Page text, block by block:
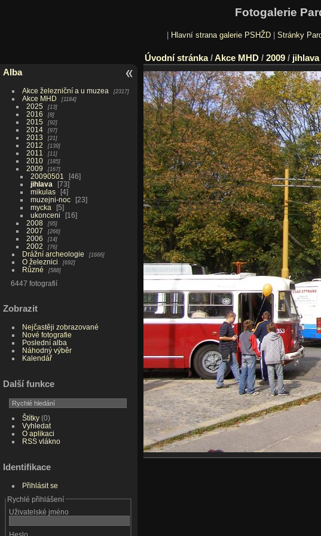
Fotogalerie
Hlavní strana galerie PSHŽD| Stránky
Alba
Akce železniční a u muzea 2317
Akce MHD 1184
2025 13
2016 8
2015 92
2014 97
2013 21
2012 139
2011 11
2010 185
2009 167
20090501
46
jihlava
73
mikulas
4
muzejni-noc
23
mycka
5
ukonceni
16
2008
95
2007 266
2006 14
2002 76
Drážní archeologie 1666
O železnici 692
Různé 588
6447 fotografií
Zobrazit
Nejčastěji zobrazované
Nové fotografie
Poslední alba
Náhodný výběr
Kalendář
Další funkce
Štítky(0)
Vyhledat
O aplikaci
RSS vlákno
Identifikace
Přihlásit se
Rychlé přihlášení
Uživatelské jméno
Úvodní stránka/Akce MHD / 2009 / jihlava